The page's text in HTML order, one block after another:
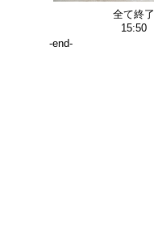
全て終了
15:50
-end-